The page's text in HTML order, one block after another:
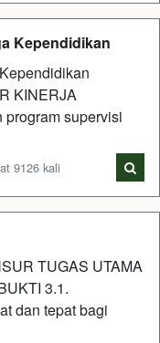
Kependidikan
KINERJA
supervisi
9126 kali
TUGAS UTAMA
3.1.
dan tepat bagi